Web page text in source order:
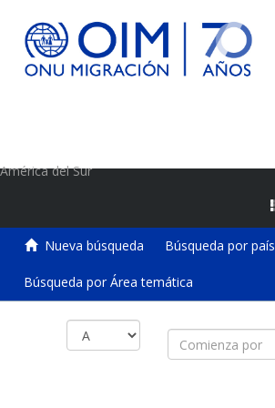
América del Sur
Nueva búsqueda Búsqueda por país
Búsqueda por Área temática